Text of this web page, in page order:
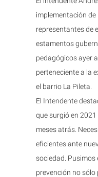
implementación
representantes de
estamentos
pedagógicos ayer
perteneciente a la
el barrio La Pileta.
El Intendente
que surgió en
meses atrás.
eficientes ante
sociedad. Pusimos
prevención no